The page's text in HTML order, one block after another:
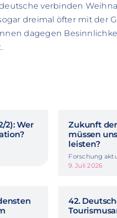
verbinden
dreimal öfter mit der
dagegen
2): Wer
Zukunft der
müssen
leisten?
Forschung
9. Juli 2026
42.